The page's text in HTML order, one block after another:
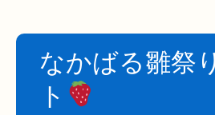
なかばる雛祭
ト